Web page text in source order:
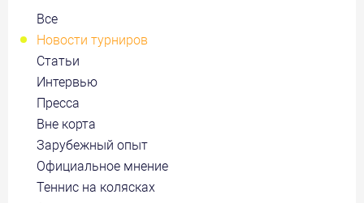
Все
Новости турниров
Статьи
Интервью
Пресса
Вне корта
Зарубежный опыт
Официальное мнение
Теннис на колясках